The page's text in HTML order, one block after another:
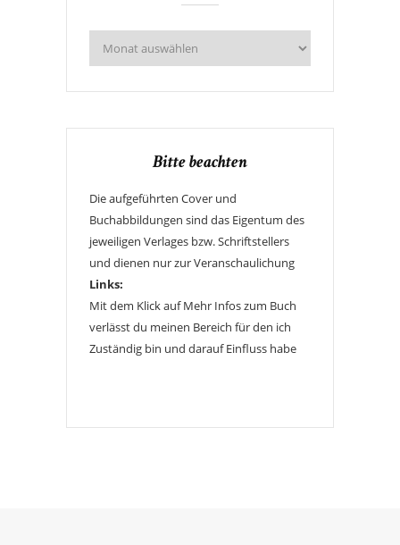
Bitte beachten
Die aufgeführten Cover und
Buchabbildungen sind das Eigentum des
jeweiligen Verlages bzw. Schriftstellers
und dienen nur zur Veranschaulichung
Links:
Mit dem Klick auf Mehr Infos zum Buch
verlässt du meinen Bereich für den ich
Zuständig bin und darauf Einfluss habe